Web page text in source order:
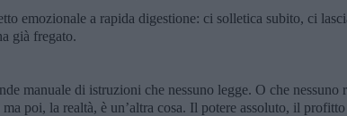
emozionale a rapida digestione: ci solletica subito, ci
già fregato.
manuale di istruzioni che nessuno legge. O che nessuno
poi, la realtà, è un’altra cosa. Il potere assoluto, il